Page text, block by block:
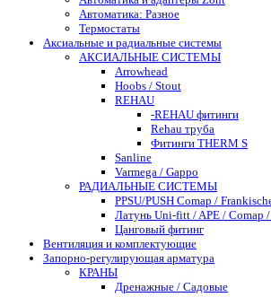
Автоматика: Разное
Термостаты
Аксиальные и радиальные системы
АКСИАЛЬНЫЕ СИСТЕМЫ
Arrowhead
Hoobs / Stout
REHAU
-REHAU фитинги
Rehau труба
Фитинги THERM S
Sanline
Varmega / Gappo
РАДИАЛЬНЫЕ СИСТЕМЫ
PPSU/PUSH Comap /
Латунь Uni-fitt / APE / Comap
Цанговый фитинг
Вентиляция и комплектующие
Запорно-регулирующая арматура
КРАНЫ
Дренажные / Садовые